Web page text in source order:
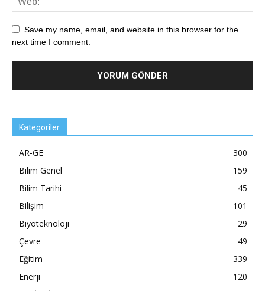
Save my name, email, and website in this browser for the
next time I comment.
Kategoriler
AR-GE
300
Bilim Genel
159
Bilim Tarihi
45
Bilişim
101
Biyoteknoloji
29
Çevre
49
Eğitim
339
Enerji
120